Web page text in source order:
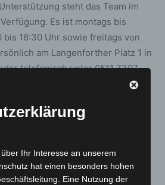
steht das Team im
Es ist montags bis
bis 16:30 Uhr sowie freitags von
am Langenforther Platz 1 in
telefonisch unter 0511 7307-
Informationen sind auch online
Ihr Interesse an unserem
hat einen besonders hohen
Eine Nutzung der